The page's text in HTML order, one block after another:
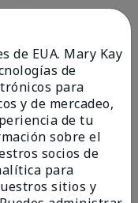
amigo
esta
de EUA. Mary Kay
de
para
y de mercadeo,
de tu
sobre el
socios de
para
sitios y